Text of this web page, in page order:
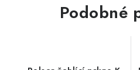
Podobné